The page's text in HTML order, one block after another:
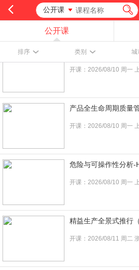
公开课
公开课
排序 类别 城
特殊工艺：模塑系统
开课：2026/08/10 周一
产品全生命周期质量
开课：2026/08/10 周一
危险与可操作性分析-
开课：2026/08/10 周一
精益生产全景式推行
开课：2026/08/11 周二